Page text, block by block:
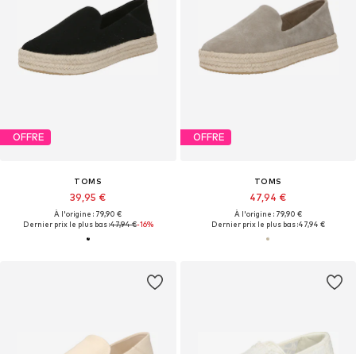
OFFRE
TOMS
39,95 €
À l'origine : 79,90 €
Dernier prix le plus bas :47,94 €-16%
OFFRE
TOMS
47,94 €
À l'origine : 79,90 €
Dernier prix le plus bas :47,94 €